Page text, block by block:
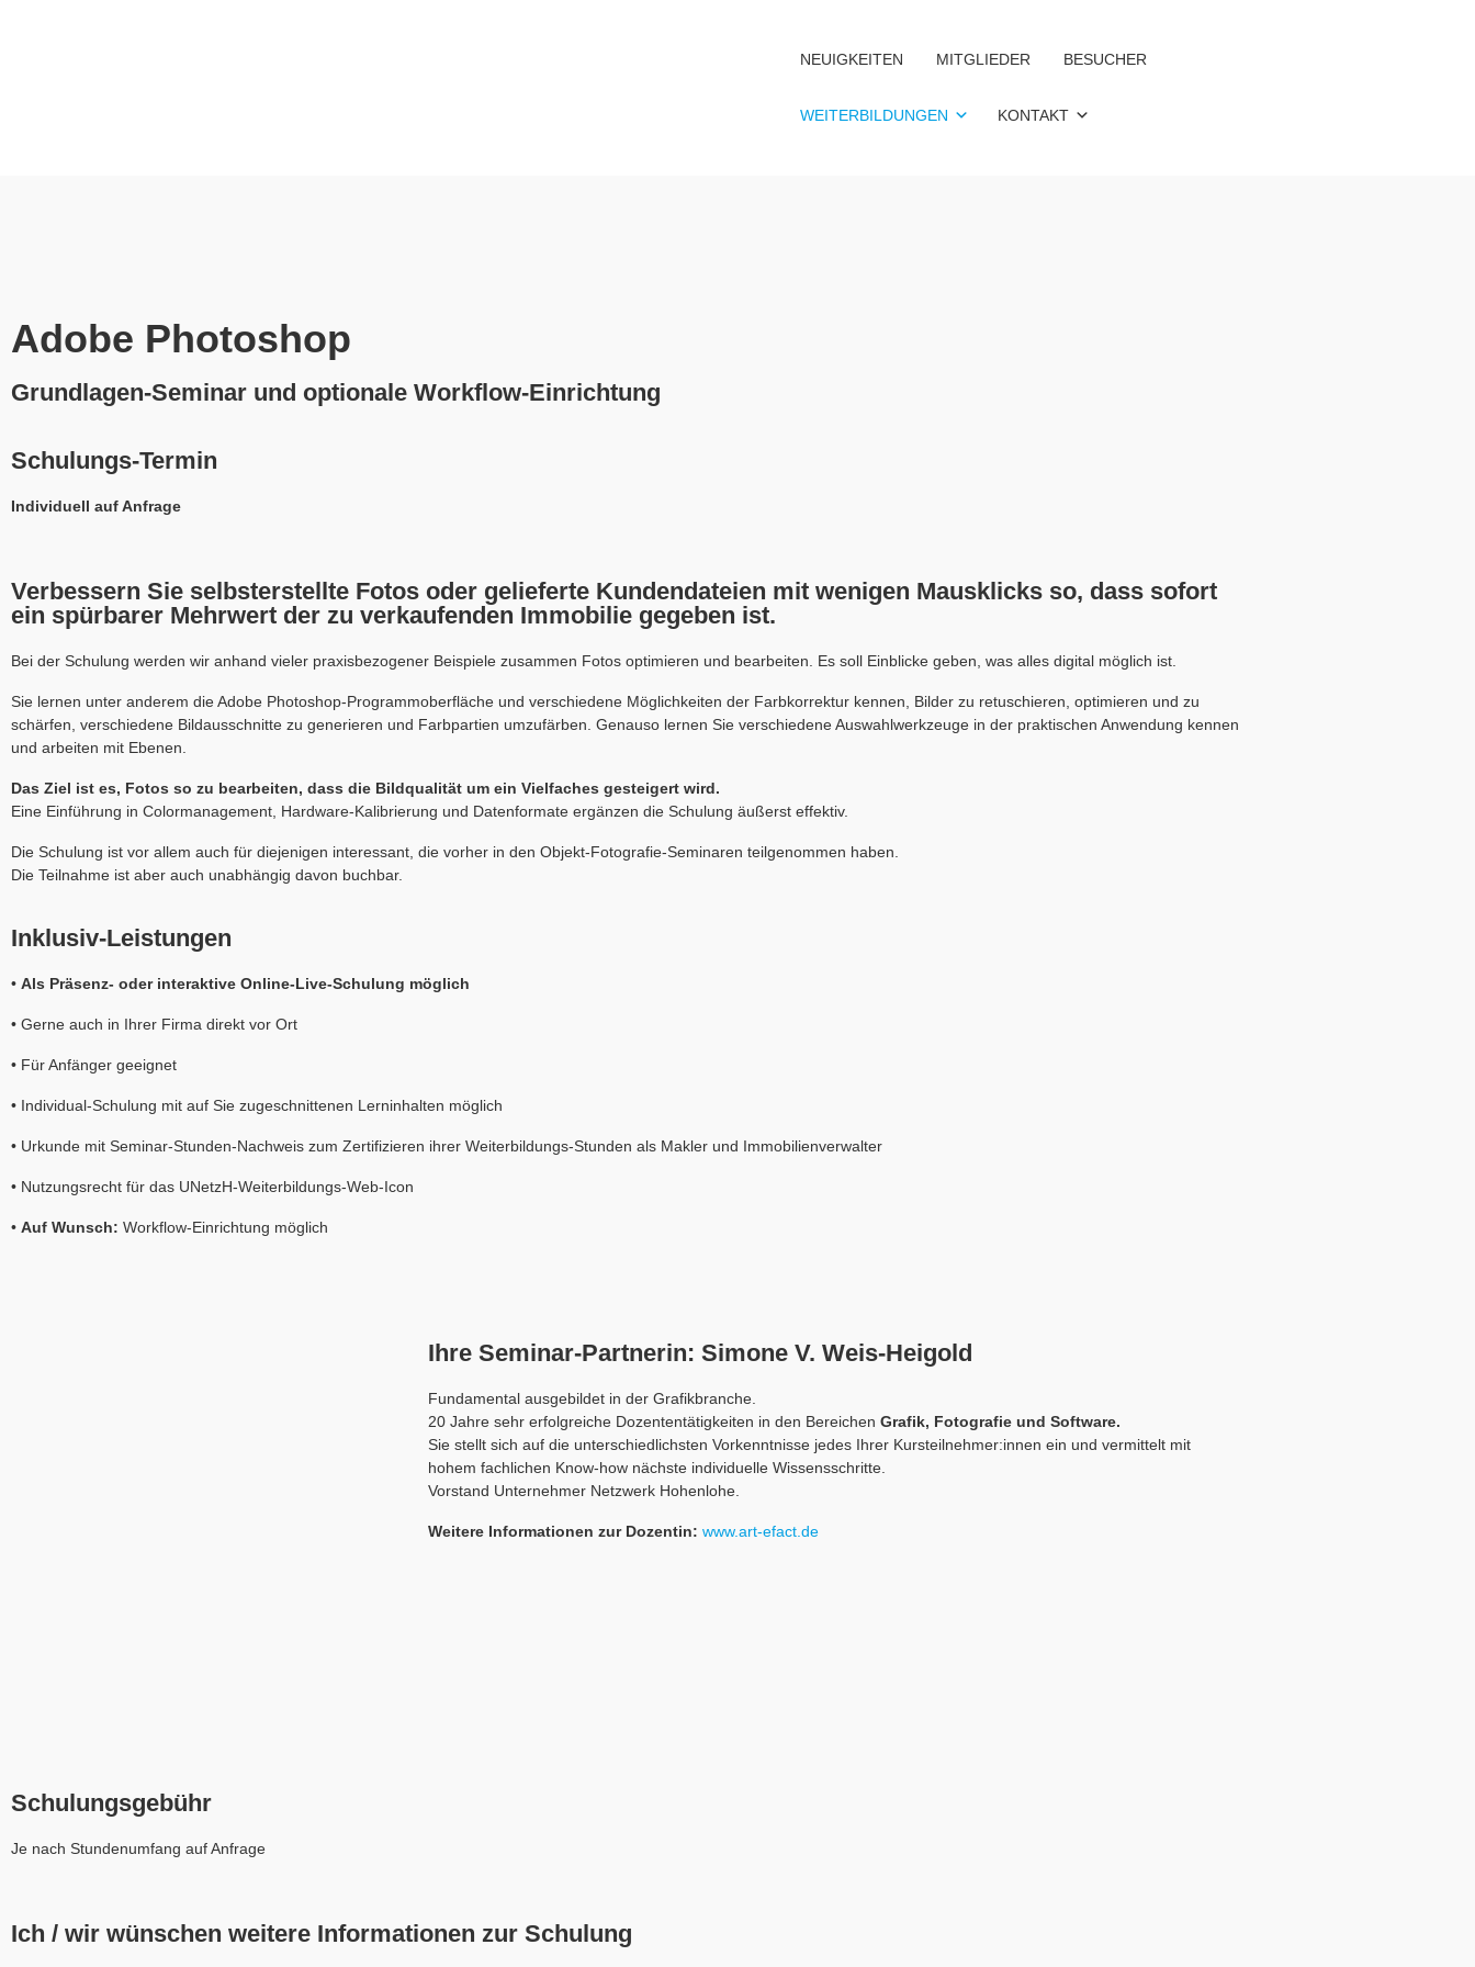
NEUIGKEITEN MITGLIEDER BESUCHER
WEITERBILDUNGEN KONTAKT
Adobe Photoshop
Grundlagen-Seminar und optionale Workflow-Einrichtung
Schulungs-Termin
Individuell auf Anfrage
Verbessern Sie selbsterstellte Fotos oder gelieferte Kundendateien mit wenigen Mausklicks so, dass sofort
ein spürbarer Mehrwert der zu verkaufenden Immobilie gegeben ist.
Bei der Schulung werden wir anhand vieler praxisbezogener Beispiele zusammen Fotos optimieren und bearbeiten. Es soll Einblicke geben, was alles digital möglich ist.
Sie lernen unter anderem die Adobe Photoshop-Programmoberfläche und verschiedene Möglichkeiten der Farbkorrektur kennen, Bilder zu retuschieren, optimieren und zu
schärfen, verschiedene Bildausschnitte zu generieren und Farbpartien umzufärben. Genauso lernen Sie verschiedene Auswahlwerkzeuge in der praktischen Anwendung kennen
und arbeiten mit Ebenen.
Das Ziel ist es, Fotos so zu bearbeiten, dass die Bildqualität um ein Vielfaches gesteigert wird.
Eine Einführung in Colormanagement, Hardware-Kalibrierung und Datenformate ergänzen die Schulung äußerst effektiv.
Die Schulung ist vor allem auch für diejenigen interessant, die vorher in den Objekt-Fotografie-Seminaren teilgenommen haben.
Die Teilnahme ist aber auch unabhängig davon buchbar.
Inklusiv-Leistungen
• Als Präsenz- oder interaktive Online-Live-Schulung möglich
• Gerne auch in Ihrer Firma direkt vor Ort
• Für Anfänger geeignet
• Individual-Schulung mit auf Sie zugeschnittenen Lerninhalten möglich
• Urkunde mit Seminar-Stunden-Nachweis zum Zertifizieren ihrer Weiterbildungs-Stunden als Makler und Immobilienverwalter
• Nutzungsrecht für das UNetzH-Weiterbildungs-Web-Icon
• Auf Wunsch: Workflow-Einrichtung möglich
Ihre Seminar-Partnerin: Simone V. Weis-Heigold
Fundamental ausgebildet in der Grafikbranche.
20 Jahre sehr erfolgreiche Dozententätigkeiten in den Bereichen Grafik, Fotografie und Software.
Sie stellt sich auf die unterschiedlichsten Vorkenntnisse jedes Ihrer Kursteilnehmer:innen ein und vermittelt mit
hohem fachlichen Know-how nächste individuelle Wissensschritte.
Vorstand Unternehmer Netzwerk Hohenlohe.
Weitere Informationen zur Dozentin: www.art-efact.de
Schulungsgebühr
Je nach Stundenumfang auf Anfrage
Ich / wir wünschen weitere Informationen zur Schulung